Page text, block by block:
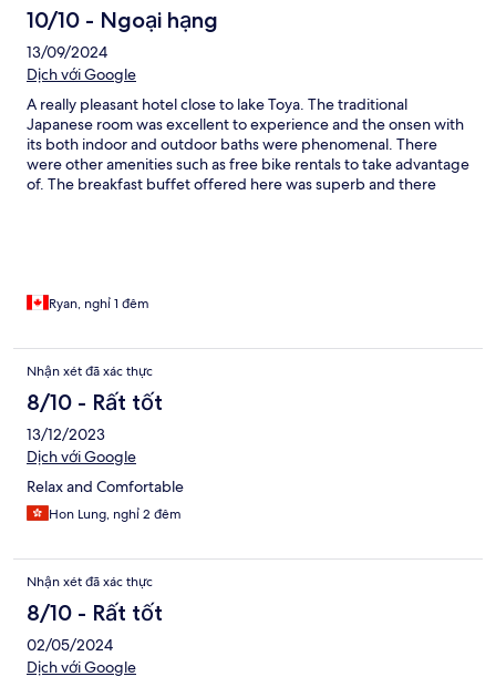
10/10 - Ngoại hạng
13/09/2024
Dịch với Google
A really pleasant hotel close to lake Toya. The traditional
Japanese room was excellent to experience and the onsen with
its both indoor and outdoor baths were phenomenal. There
were other amenities such as free bike rentals to take advantage
of. The breakfast buffet offered here was superb and there
Ryan, nghỉ 1 đêm
Nhận xét đã xác thực
8/10 - Rất tốt
13/12/2023
Dịch với Google
Relax and Comfortable
Hon Lung, nghỉ 2 đêm
Nhận xét đã xác thực
8/10 - Rất tốt
02/05/2024
Dịch với Google